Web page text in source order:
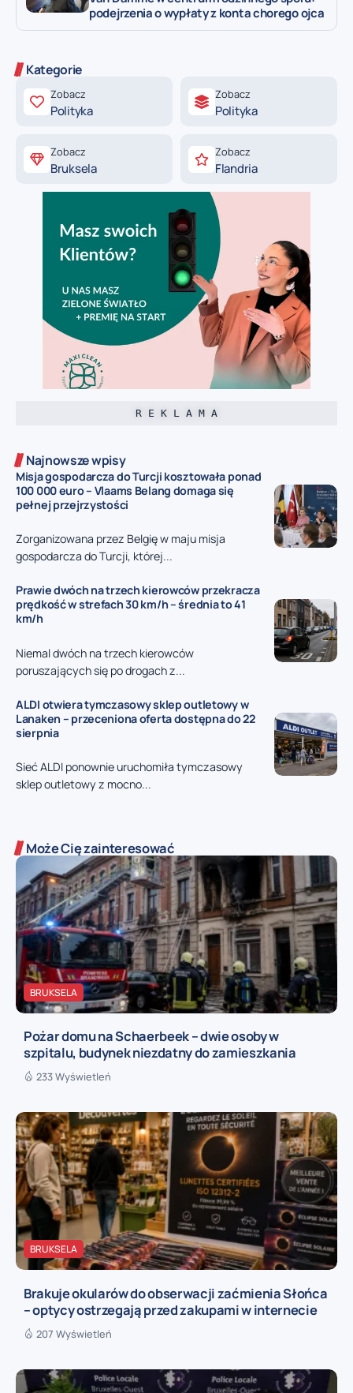
podejrzenia o wypłaty z konta chorego ojca
Kategorie
Zobacz
Polityka
Zobacz
Polityka
Zobacz
Bruksela
Zobacz
Flandria
R E K L A M A
Najnowsze wpisy
Misja gospodarcza do Turcji kosztowała ponad
100 000 euro – Vlaams Belang domaga się
pełnej przejrzystości
Zorganizowana przez Belgię w maju misja
gospodarcza do Turcji, której...
Prawie dwóch na trzech kierowców przekracza
prędkość w strefach 30 km/h – średnia to 41
km/h
Niemal dwóch na trzech kierowców
poruszających się po drogach z...
ALDI otwiera tymczasowy sklep outletowy w
Lanaken – przeceniona oferta dostępna do 22
sierpnia
Sieć ALDI ponownie uruchomiła tymczasowy
sklep outletowy z mocno...
Może Cię zainteresować
BRUKSELA
Pożar domu na Schaerbeek – dwie osoby w
szpitalu, budynek niezdatny do zamieszkania
233 Wyświetleń
BRUKSELA
Brakuje okularów do obserwacji zaćmienia Słońca
– optycy ostrzegają przed zakupami w internecie
207 Wyświetleń